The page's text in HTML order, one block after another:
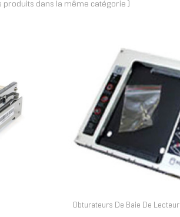
produits dans la même catégorie )
Obturateurs De Baie De Lecteur